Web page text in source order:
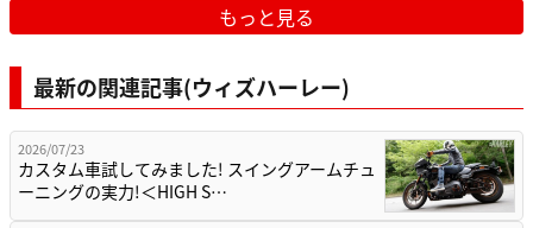
もっと見る
最新の関連記事(ウィズハーレー)
2026/07/23
カスタム車試してみました! スイングアームチュ
ーニングの実力!＜HIGH S…